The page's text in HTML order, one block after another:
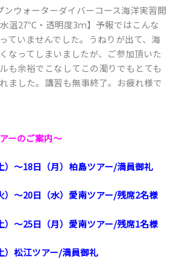
ンウォーターダイバーコース海洋実習開
温27℃・透明度3ｍ】予報ではこんな
ていませんでした。うねりが出て、海
なってしまいましたが、ご参加頂いた
も余裕でこなしてこの濁りでもとても
ました。講習も無事終了。お疲れ様で
ーのご案内～
）～18日（月）柏島ツアー/満員御礼
）～20日（水）愛南ツアー/残席2名様
）～25日（月）愛南ツアー/残席1名様
松江ツアー/満員御礼